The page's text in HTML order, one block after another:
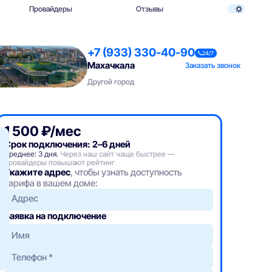
Провайдеры Отзывы
+7 (933) 330-40-90 24/7
Махачкала
Заказать звонок
Другой город
1 500 ₽/мес
Срок подключения: 2–6 дней
Среднее: 3 дня. Через наш сайт чаще быстрее —
провайдеры повышают рейтинг
Укажите адрес, чтобы узнать доступность
тарифа в вашем доме:
Адрес
Заявка на подключение